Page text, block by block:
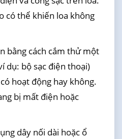
có thể khiến loa không
bằng cách cắm thử một
dụ: bộ sạc điện thoại)
hoạt động hay không.
bị mất điện hoặc
dây nối dài hoặc ổ